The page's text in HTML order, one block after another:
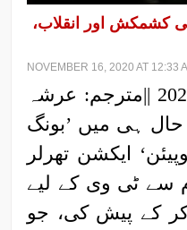
کشمکش اور انقلاب،
NOVEMBER 16, 2020 AT 12:33
|سٹیو جونز، 3 ستمبر 2020 ||مترجم: عرشہ
ہی میں ’بونگ
ایکشن تھرلر
سے ٹی وی کے لیے
کے پیش کی، جو